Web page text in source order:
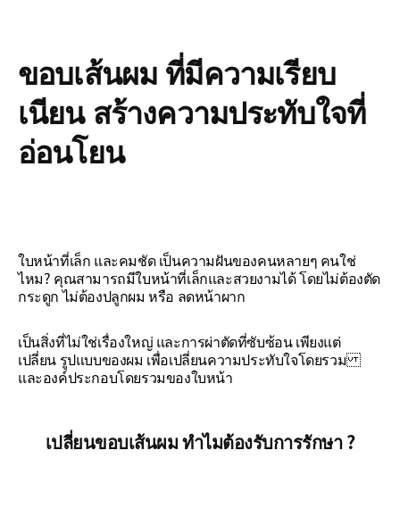
ขอบเส้นผม ที่มีความเรียบ
เนียน สร้างความประทับใจที่
อ่อนโยน
ใบหน้าที่เล็ก และคมชัด เป็นความฝันของคนหลายๆ คนใช่
ไหม? คุณสามารถมีใบหน้าที่เล็กและสวยงามได้ โดยไม่ต้องตัด
กระดูก ไม่ต้องปลูกผม หรือ ลดหน้าผาก
เป็นสิ่งที่ไม่ใช่เรื่องใหญ่ และการผ่าตัดที่ซับซ้อน เพียงแต่
เปลี่ยน รูปแบบของผม เพื่อเปลี่ยนความประทับใจโดยรวม
และองค์ประกอบโดยรวมของใบหน้า
เปลี่ยนขอบเส้นผม ทำไมต้องรับการรักษา ?